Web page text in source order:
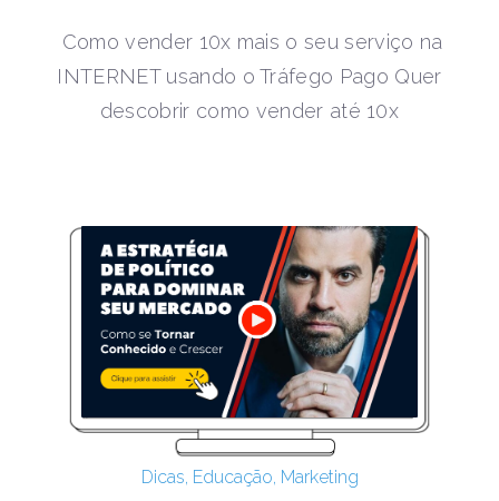
Como vender 10x mais o seu serviço na
INTERNET usando o Tráfego Pago Quer
descobrir como vender até 10x
Dicas, Educação, Marketing